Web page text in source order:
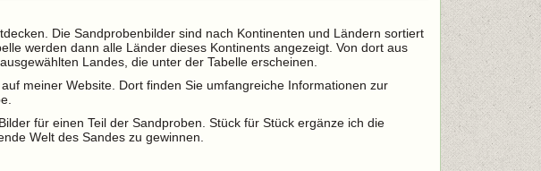
Die Sandprobenbilder sind nach Kontinenten und Ländern sortiert
werden dann alle Länder dieses Kontinents angezeigt. Von dort aus
Landes, die unter der Tabelle erscheinen.
meiner Website. Dort finden Sie umfangreiche Informationen zur
für einen Teil der Sandproben. Stück für Stück ergänze ich die
Welt des Sandes zu gewinnen.